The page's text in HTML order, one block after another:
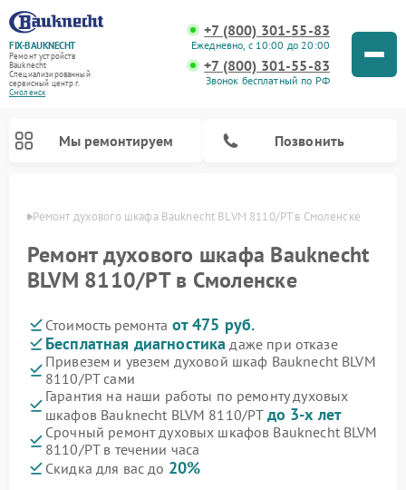
FIX-BAUKNECHT
Ремонт устройств
Bauknecht
Специализированный
cервисный центр г.
Смоленск
+7 (800) 301-55-83
Ежедневно, с 10:00 до 20:00
+7 (800) 301-55-83
Звонок бесплатный по РФ
Мы ремонтируем Позвонить
Ремонт духового шкафа Bauknecht BLVM 8110/PT в Смоленске
Ремонт духового шкафа Bauknecht
BLVM 8110/PT в Смоленске
Стоимость ремонта от 475 руб.
Бесплатная диагностика даже при отказе
Привезем и увезем духовой шкаф Bauknecht BLVM
8110/PT сами
Гарантия на наши работы по ремонту духовых
шкафов Bauknecht BLVM 8110/PT до 3-х лет
Срочный ремонт духовых шкафов Bauknecht BLVM
8110/PT в течении часа
Скидка для вас до 20%